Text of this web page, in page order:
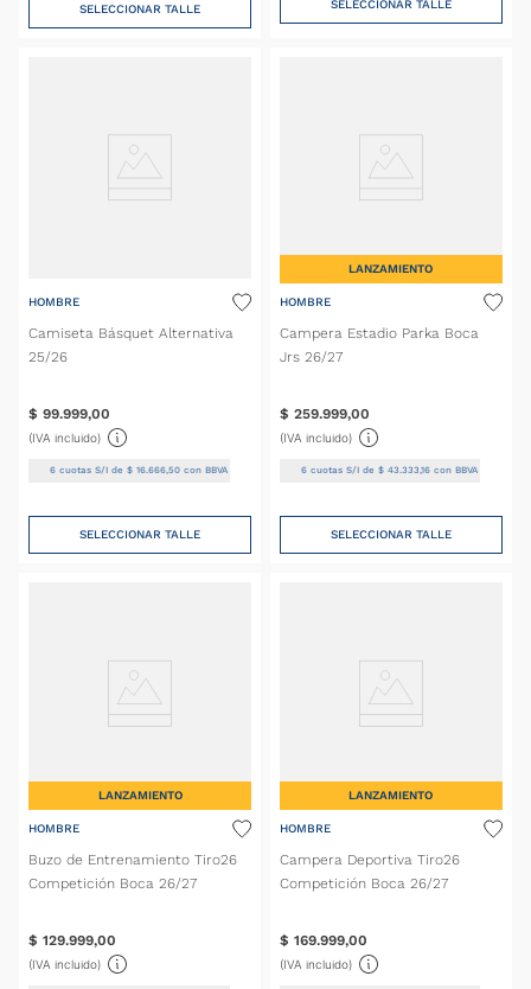
SELECCIONAR TALLE SELECCIONAR TALLE
HOMBRE
Camiseta Básquet Alternativa
25/26
$ 99.999,00
(IVA incluido)
6 cuotas S/I de$ 16.666,50 con BBVA
SELECCIONAR TALLE
LANZAMIENTO
HOMBRE
Campera Estadio Parka Boca
Jrs 26/27
$ 259.999,00
(IVA incluido)
6cuotas S/I de $ 43.333,16con BBVA
SELECCIONAR TALLE
LANZAMIENTO
HOMBRE
Buzo de Entrenamiento Tiro26
Competición Boca 26/27
$ 129.999,00
(IVA incluido)
LANZAMIENTO
HOMBRE
Campera Deportiva Tiro26
Competición Boca 26/27
$ 169.999,00
(IVA incluido)